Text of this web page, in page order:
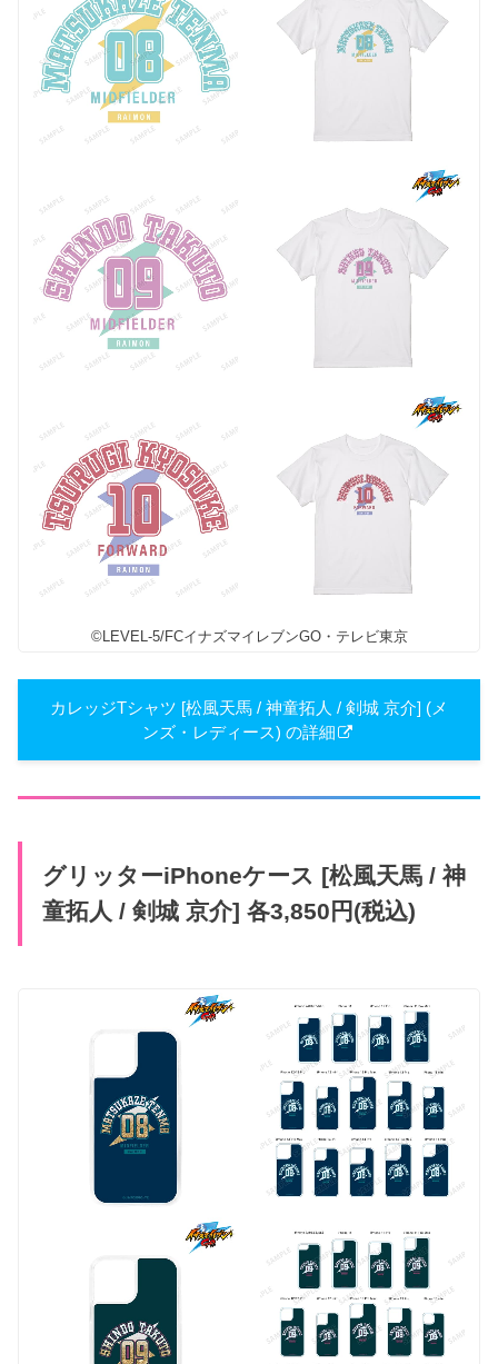
©LEVEL-5/FCイナズマイレブンGO・テレビ東京
カレッジTシャツ [松風天馬 / 神童拓人 / 剣城 京介] (メ
ンズ・レディース) の詳細
グリッターiPhoneケース [松風天馬 / 神
童拓人 / 剣城 京介] 各3,850円(税込)